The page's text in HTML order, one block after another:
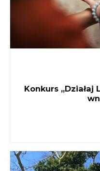
Konkurs „Działaj